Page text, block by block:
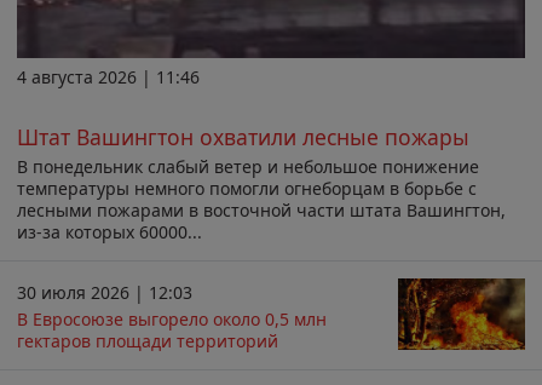
4 августа 2026 | 11:46
Штат Вашингтон охватили лесные пожары
В понедельник слабый ветер и небольшое понижение
температуры немного помогли огнеборцам в борьбе с
лесными пожарами в восточной части штата Вашингтон,
из-за которых 60000...
30 июля 2026 | 12:03
В Евросоюзе выгорело около 0,5 млн
гектаров площади территорий